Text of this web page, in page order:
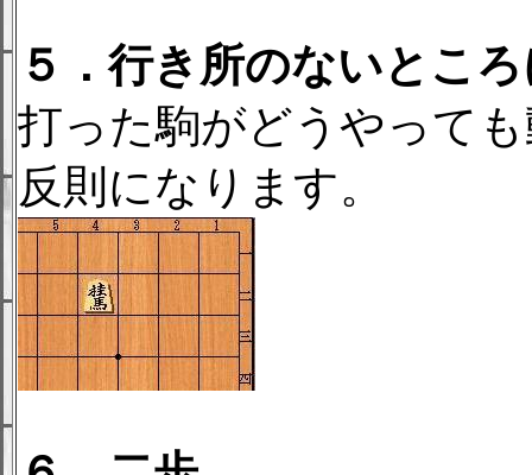
５．行き所のないとこ
打った駒がどうやって
反則になります。